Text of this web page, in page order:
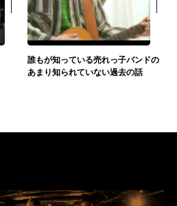
誰もが知っている売れっ子バンドの
あまり知られていない過去の話